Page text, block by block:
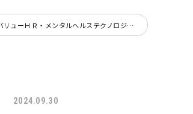
【バリューＨＲ・メンタルヘルステクノロジーズ業務提携記念ウェビナー】～健康経営研究会 岡田邦夫理事長ご登壇～「健康経営の未来―企業リスクを回避するための健康管理システムと産業保健の連携」
2024.09.30